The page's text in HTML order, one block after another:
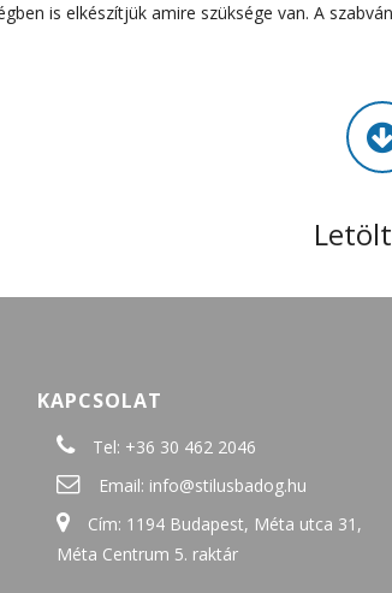
is elkészítjük amire szüksége van. A
KAPCSOLAT
Tel: +36 30 462 2046
Email: info@stilusbadog.hu
Cím: 1194 Budapest, Méta utca 31,
Méta Centrum 5. raktár